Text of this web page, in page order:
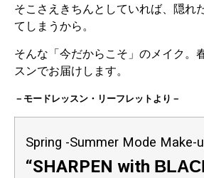
そこさえきちんとしていれば、隠れ
てしまうから。
そんな「今だからこそ」のメイク。
スンでお届けします。
－モードレッスン・リーフレットより－
Spring -Summer Mode Make-
“SHARPEN with